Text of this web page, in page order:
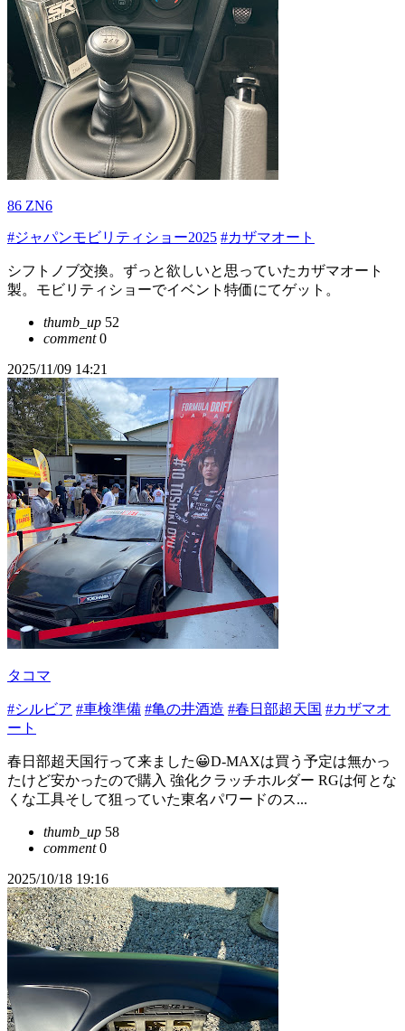
86 ZN6
#ジャパンモビリティショー2025 #カザマオート
シフトノブ交換。ずっと欲しいと思っていたカザマオート
製。モビリティショーでイベント特価にてゲット。
thumb_up 52
comment0
2025/11/09 14:21
タコマ
#シルビア #車検準備 #亀の井酒造 #春日部超天国 #カザマオ
ート
春日部超天国行って来ました😀D-MAXは買う予定は無かっ
たけど安かったので購入 強化クラッチホルダー RGは何とな
くな工具そして狙っていた東名パワードのス...
thumb_up 58
comment0
2025/10/18 19:16